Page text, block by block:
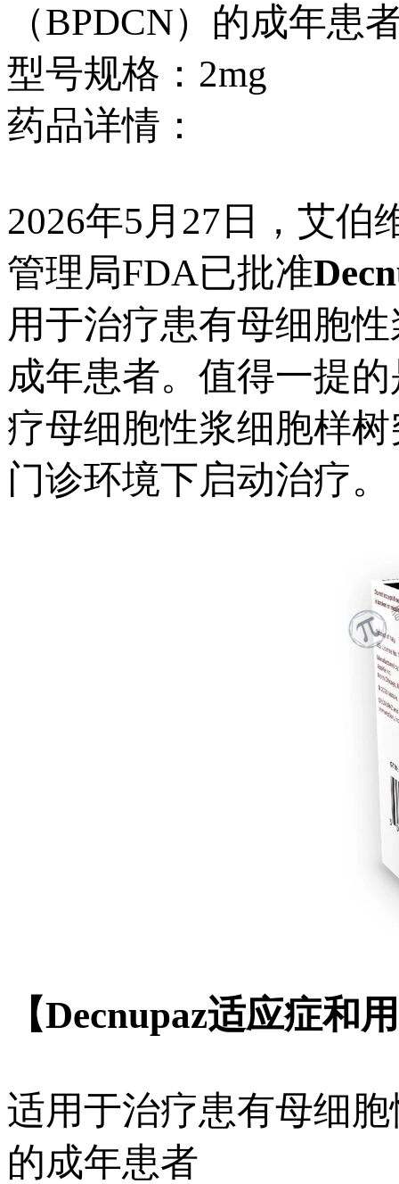
（BPDCN）的成年患
型号规格：2mg
药品详情：
2026年5月27日，艾伯
管理局FDA已批准
用于治疗患有母细胞
成年患者。值得一提
疗母细胞性浆细胞样
门诊环境下启动治疗。
【Decnupaz适应症和
适用于治疗患有母细
的成年患者